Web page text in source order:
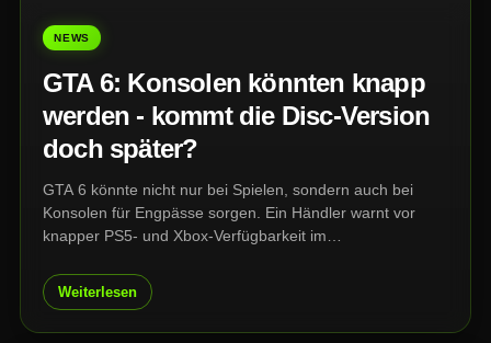
NEWS
GTA 6: Konsolen könnten knapp
werden - kommt die Disc-Version
doch später?
GTA 6 könnte nicht nur bei Spielen, sondern auch bei
Konsolen für Engpässe sorgen. Ein Händler warnt vor
knapper PS5- und Xbox-Verfügbarkeit im
Hoffnung für Sammler macht: Eine echte Disc-Version soll
angeblich doch noch im Dezember folgen.
Weiterlesen